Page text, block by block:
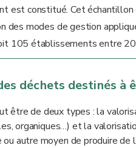
est constitué. Cet
des modes de gestion
105 établissements entre
déchets destinés à
être de deux types : la
organiques…) et la
autre moyen de produire